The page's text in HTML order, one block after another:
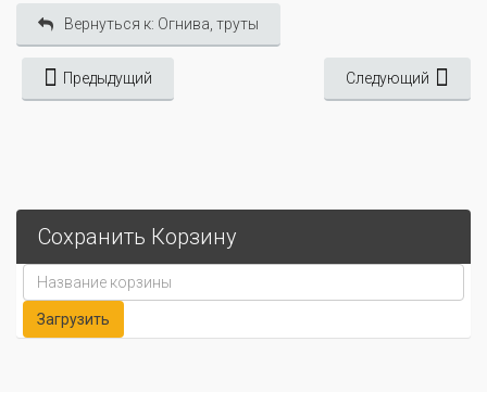
Вернуться к: Огнива, труты
Предыдущий Следующий
Сохранить Корзину